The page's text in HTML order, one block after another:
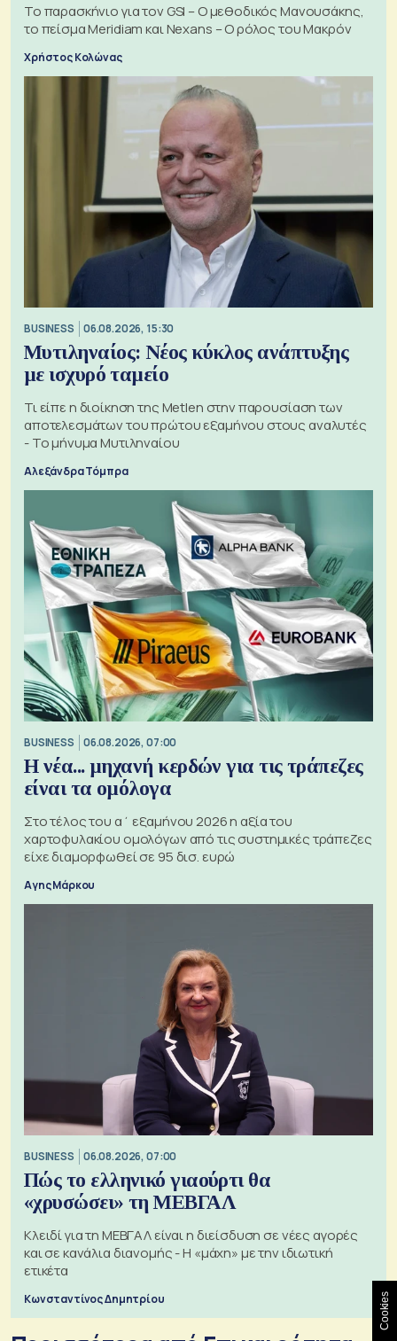
Το παρασκήνιο για τον GSI – Ο μεθοδικός Μανουσάκης,
το πείσμα Meridiam και Nexans – Ο ρόλος του Μακρόν
Χρήστος Κολώνας
BUSINESS 06.08.2026, 15:30
Μυτιληναίος: Νέος κύκλος ανάπτυξης
με ισχυρό ταμείο
Τι είπε η διοίκηση της Metlen στην παρουσίαση των
αποτελεσμάτων του πρώτου εξαμήνου στους αναλυτές
- Το μήνυμα Μυτιληναίου
Αλεξάνδρα Τόμπρα
BUSINESS 06.08.2026, 07:00
Η νέα... μηχανή κερδών για τις τράπεζες
είναι τα ομόλογα
Στο τέλος του α΄ εξαμήνου 2026 η αξία του
χαρτοφυλακίου ομολόγων από τις συστημικές τράπεζες
είχε διαμορφωθεί σε 95 δισ. ευρώ
Αγης Μάρκου
BUSINESS 06.08.2026, 07:00
Πώς το ελληνικό γιαούρτι θα
«χρυσώσει» τη ΜΕΒΓΑΛ
Κλειδί για τη ΜΕΒΓΑΛ είναι η διείσδυση σε νέες αγορές
και σε κανάλια διανομής - Η «μάχη» με την ιδιωτική
ετικέτα
Κωνσταντίνος Δημητρίου Cookies